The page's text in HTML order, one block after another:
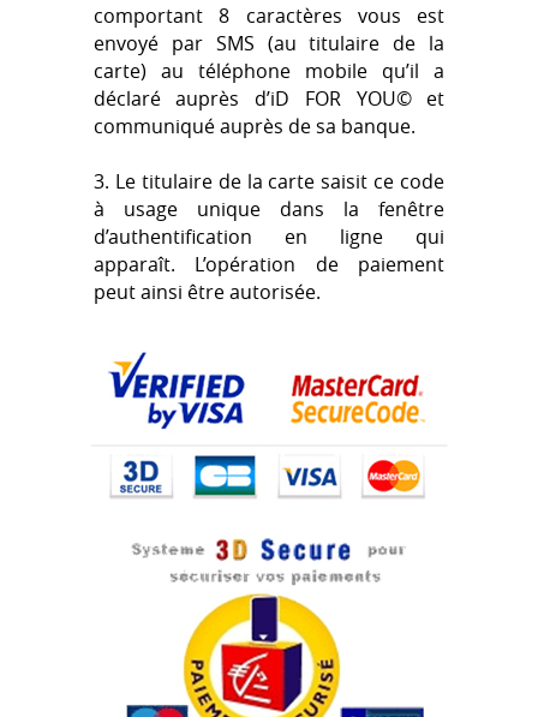
comportant 8 caractères vous est
envoyé par SMS (au titulaire de la
carte) au téléphone mobile qu’il a
déclaré auprès d’iD FOR YOU© et
communiqué auprès de sa banque.
3. Le titulaire de la carte saisit ce code
à usage unique dans la fenêtre
d’authentification en ligne qui
apparaît. L’opération de paiement
peut ainsi être autorisée.